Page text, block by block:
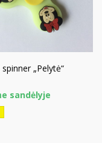
„Pelytė“
sandėlyje